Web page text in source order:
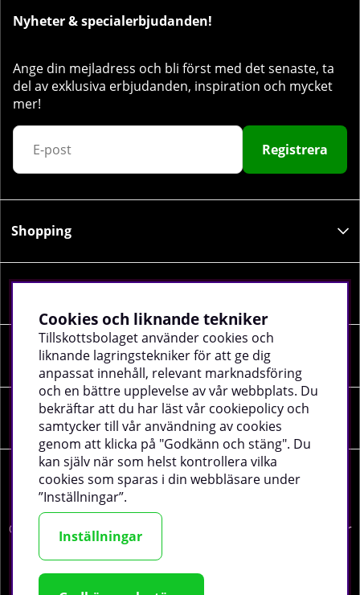
Nyheter & specialerbjudanden!
Ange din mejladress och bli först med det senaste, ta
del av exklusiva erbjudanden, inspiration och mycket
mer!
Registrera
Shopping
Sociala medier
Företagsuppgifter
© 2026 tillskottsbolaget.se. Vi använder cookies -
läs mer
Cookies och liknande tekniker
Tillskottsbolaget använder cookies och
liknande lagringstekniker för att ge dig
anpassat innehåll, relevant marknadsföring
och en bättre upplevelse av vår webbplats. Du
bekräftar att du har läst vår cookiepolicy och
samtycker till vår användning av cookies
genom att klicka på "Godkänn och stäng". Du
kan själv när som helst kontrollera vilka
cookies som sparas i din webbläsare under
”Inställningar”.
Inställningar